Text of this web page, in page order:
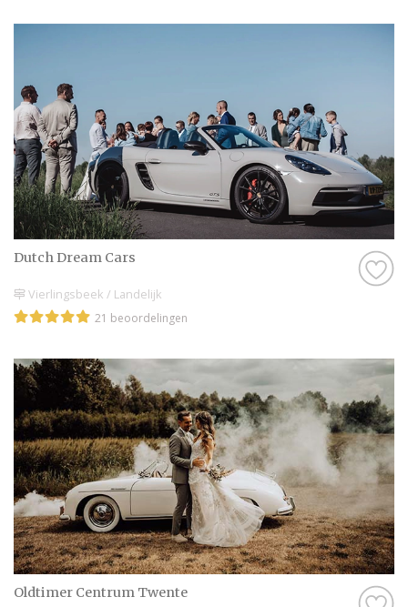
Dutch Dream Cars
Vierlingsbeek / Landelijk
21 beoordelingen
Oldtimer Centrum Twente